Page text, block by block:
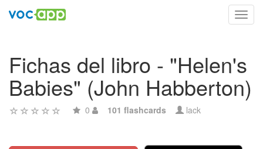
Fichas del libro - "Helen's
Babies" (John Habberton)
0 101 flashcards lack